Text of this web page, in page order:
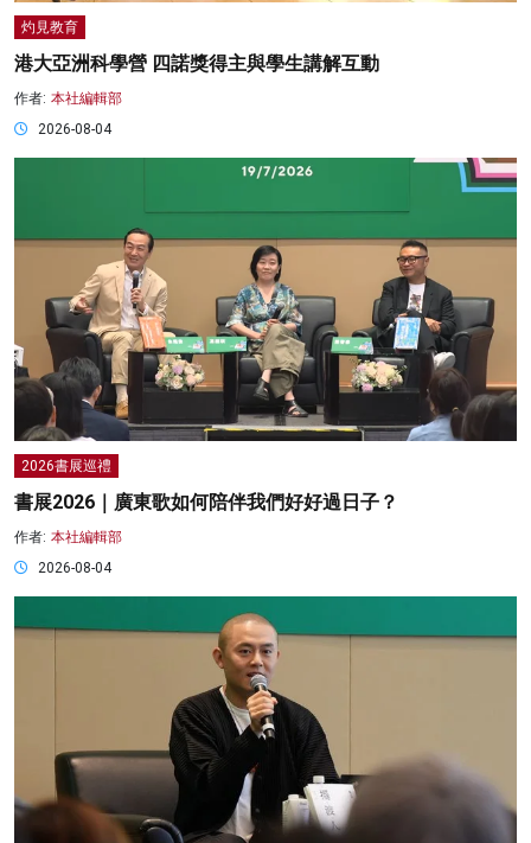
灼見教育
港大亞洲科學營 四諾獎得主與學生講解互動
作者: 本社編輯部
2026-08-04
2026書展巡禮
書展2026｜廣東歌如何陪伴我們好好過日子？
作者: 本社編輯部
2026-08-04